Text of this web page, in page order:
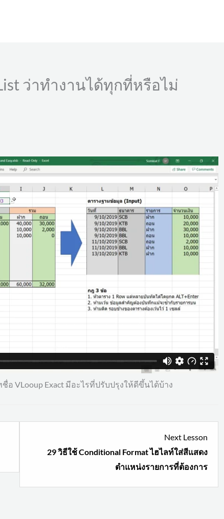
ว่าทำงานได้ทุกที่หรือไม่
VLooup Exact มีอะไรที่ปรับปรุงให้ดีขึ้นได้บ้าง
section
ค้นหา
Next Lesson
29 วิธีใช้ Conditional Format ไฮไลท์ใส่สีแสดง
ตำแหน่งรายการที่ต้องการ
ค้นหา